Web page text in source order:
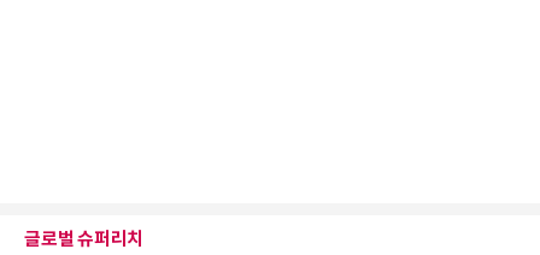
글로벌 슈퍼리치